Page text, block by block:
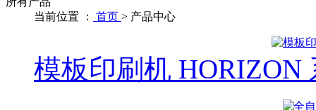
当前位置 ：
首页 > 产品中心
模板印刷机 HORIZON